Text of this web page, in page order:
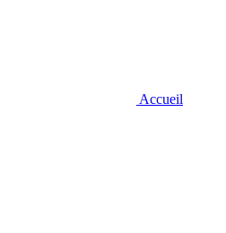
Accueil